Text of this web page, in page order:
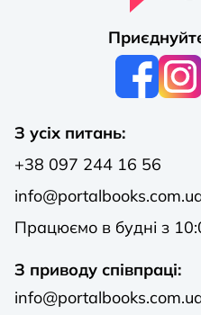
З усіх питань:
+38 097 244 16 56
Працюємо в будні з
З приводу співпраці: